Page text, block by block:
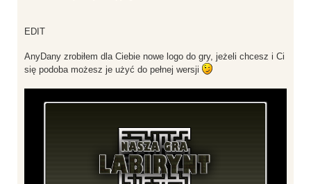
EDIT
AnyDany zrobiłem dla Ciebie nowe logo do gry, jeżeli chcesz i Ci
się podoba możesz je użyć do pełnej wersji